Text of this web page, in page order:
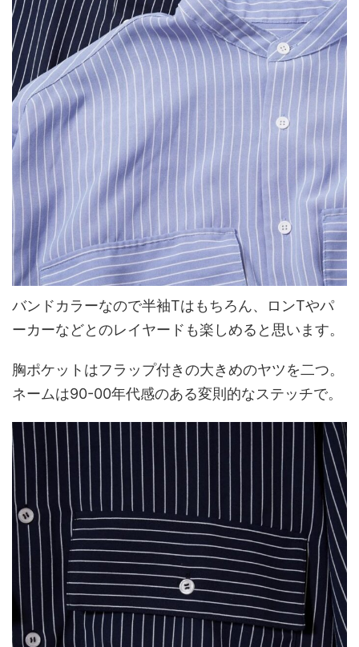
バンドカラーなので半袖Tはもちろん、ロンTやパ
ーカーなどとのレイヤードも楽しめると思います。
胸ポケットはフラップ付きの大きめのヤツを二つ。
ネームは90-00年代感のある変則的なステッチで。